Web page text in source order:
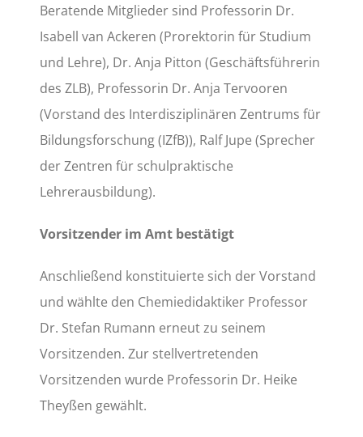
Beratende Mitglieder sind Professorin Dr.
Isabell van Ackeren (Prorektorin für Studium
und Lehre), Dr. Anja Pitton (Geschäftsführerin
des ZLB), Professorin Dr. Anja Tervooren
(Vorstand des Interdisziplinären Zentrums für
Bildungsforschung (IZfB)), Ralf Jupe (Sprecher
der Zentren für schulpraktische
Lehrerausbildung).
Vorsitzender im Amt bestätigt
Anschließend konstituierte sich der Vorstand
und wählte den Chemiedidaktiker Professor
Dr. Stefan Rumann erneut zu seinem
Vorsitzenden. Zur stellvertretenden
Vorsitzenden wurde Professorin Dr. Heike
Theyßen gewählt.